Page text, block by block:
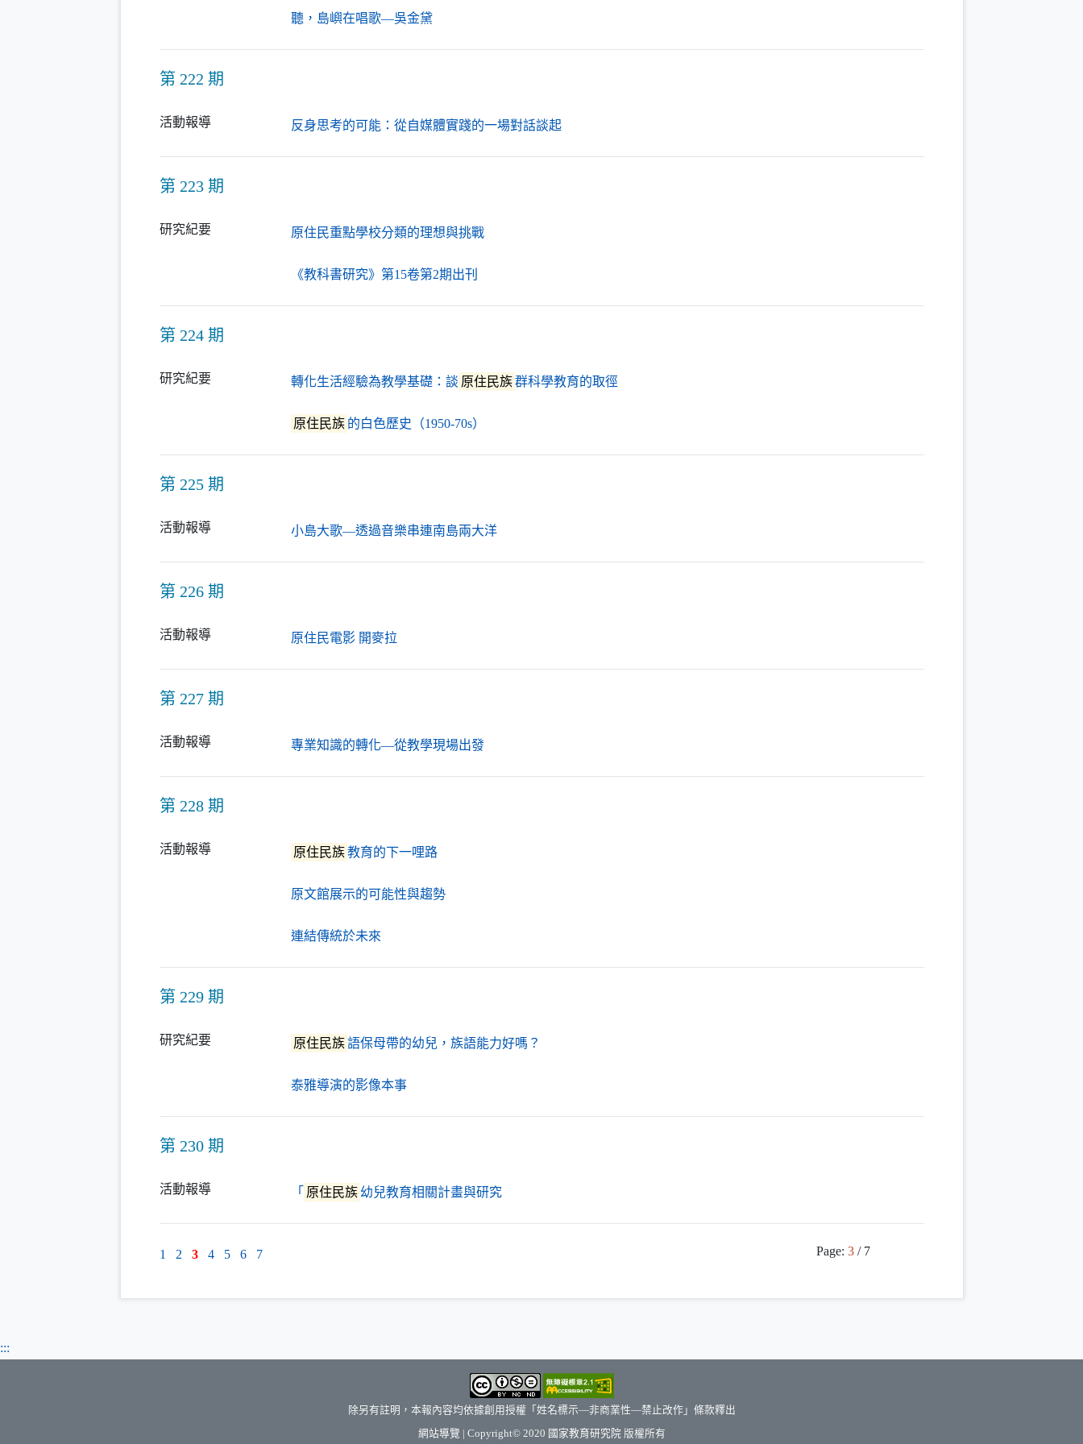
聽，島嶼在唱歌—吳金黛（另開新視窗）
第 222 期
活動報導 反身思考的可能：從自媒體實踐的一場對話談起（另開新視窗）
第 223 期
研究紀要 原住民重點學校分類的理想與挑戰（另開新視窗）
《教科書研究》第15卷第2期出刊
第 224 期
研究紀要 轉化生活經驗為教學基礎：談 原住民族群科學教育的取徑（另開新視窗）
原住民族 的白色歷史（1950-70s）
第 225 期
活動報導 小島大歌—透過音樂串連南島兩大洋（另開新視窗）
第 226 期
活動報導 原住民電影 開麥拉（另開新視窗）
第 227 期
活動報導 專業知識的轉化—從教學現場出發（另開新視窗）
第 228 期
活動報導 原住民族教育的下一哩路（另開新視窗）
原文館展示的可能性與趨勢（另開新視窗）
連結傳統於未來（另開新視窗）
第 229 期
研究紀要 原住民族語保母帶的幼兒，族語能力好嗎？
泰雅導演的影像本事（另開新視窗）
第 230 期
活動報導 「 原住民族 幼兒教育相關計畫與研究
1 2 3 4 5 6 7 Page:3 / 7
:::
除另有註明，本報內容均依據創用授權「姓名標示—非商業性—禁止改作」條款釋出
網站導覽 | Copyright© 2020 國家教育研究院（另開新視窗）
版權所有